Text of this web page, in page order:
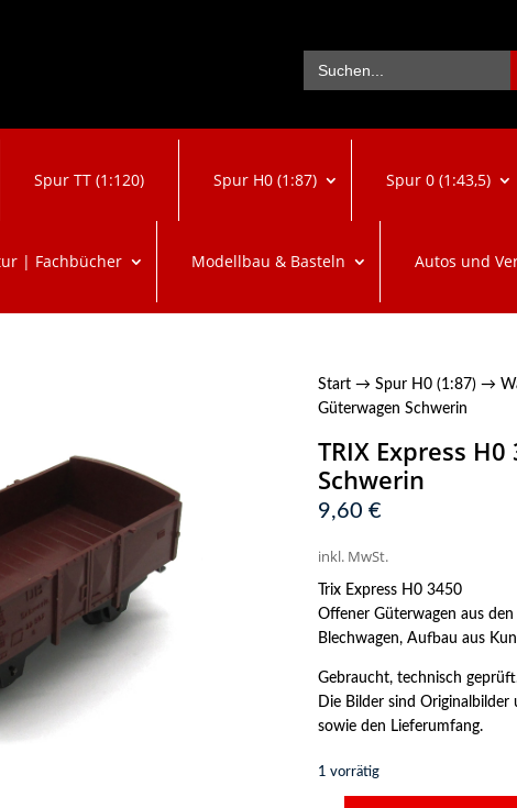
Search
for:
Spur TT (1:120) Spur H0 (1:87) Spur 0 (1:43,5)
| Fachbücher Modellbau & Basteln Autos und
Start→ Spur H0 (1:87)→
Güterwagen Schwerin
TRIX Express
Schwerin
9,60 €
inkl. MwSt.
Trix Express H0 3450
Offener Güterwagen aus den
Blechwagen, Aufbau aus
Gebraucht, technisch
Die Bilder sind Originalbilder
sowie den Lieferumfang.
1 vorrätig